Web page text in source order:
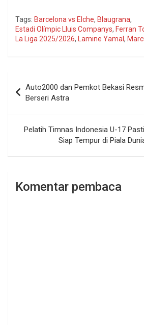
Tags: Barcelona vs Elche, Blaugrana,
Estadi Olímpic Lluis Companys, Ferran
La Liga 2025/2026, Lamine Yamal,
pos
Auto2000 dan Pemkot Bekasi
Berseri Astra
Pelatih Timnas Indonesia U-17
Siap Tempur di Piala
Komentar pembaca